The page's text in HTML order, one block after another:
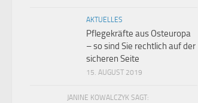
AKTUELLES
Pflegekräfte aus Osteuropa
– so sind Sie rechtlich auf der
sicheren Seite
15. AUGUST 2019
JANINE KOWALCZYK SAGT: